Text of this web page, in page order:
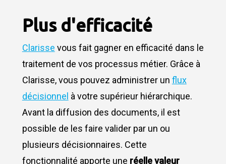
Plus d'efficacité
Clarisse vous fait gagner en efficacité dans le
traitement de vos processus métier. Grâce à
Clarisse, vous pouvez administrer un flux
décisionnel à votre supérieur hiérarchique.
Avant la diffusion des documents, il est
possible de les faire valider par un ou
plusieurs décisionnaires. Cette
fonctionnalité apporte une réelle valeur